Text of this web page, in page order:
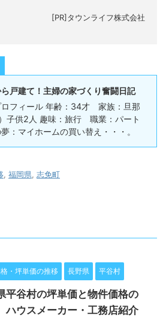
[PR]タウンライフ株式会社
戸建て！主婦の家づくり奮闘日記
ロフィール 年齢：34才 家族：旦那
子供2人 趣味：旅行 職業：パート
：マイホームの買い替え・・・。
福岡県 志免町
・坪単価の推移 長野県 平谷村
平谷村の坪単価と物件価格の
ハウスメーカー・工務店紹介